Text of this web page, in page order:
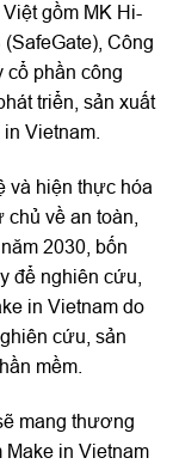
gồm MK Hi-
Công
cổ phần công
triển, sản xuất
Vietnam.
và hiện thực hóa
về an toàn,
2030, bốn
để nghiên cứu,
in Vietnam do
cứu, sản
mềm.
mang thương
Make in Vietnam